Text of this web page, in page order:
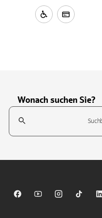
Wonach suchen Sie?
Suchfeld
Sparkasse auf Facebook
Sparkasse aufSparkasse auf